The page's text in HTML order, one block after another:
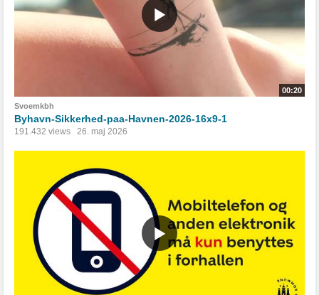
00:20
Svoemkbh
Byhavn-Sikkerhed-paa-Havnen-2026-16x9-1
191.432 views 26. maj 2026